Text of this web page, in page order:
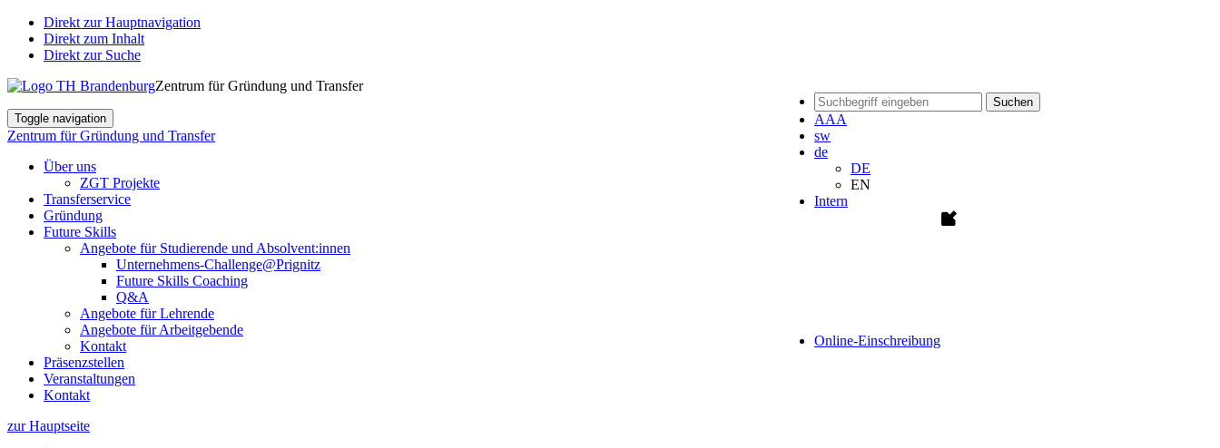
Direkt zur Hauptnavigation
Direkt zum Inhalt
Direkt zur Suche
Suchen
AAA
sw
de
DE
EN
Intern
Online-Einschreibung
Zentrum für Gründung und Transfer
Toggle navigation
Zentrum für Gründung und Transfer
Über uns
ZGT Projekte
Transferservice
Gründung
Future Skills
Angebote für Studierende und Absolvent:innen
Unternehmens-Challenge@Prignitz
Future Skills Coaching
Q&A
Angebote für Lehrende
Angebote für Arbeitgebende
Kontakt
Präsenzstellen
Veranstaltungen
Kontakt
zur Hauptseite